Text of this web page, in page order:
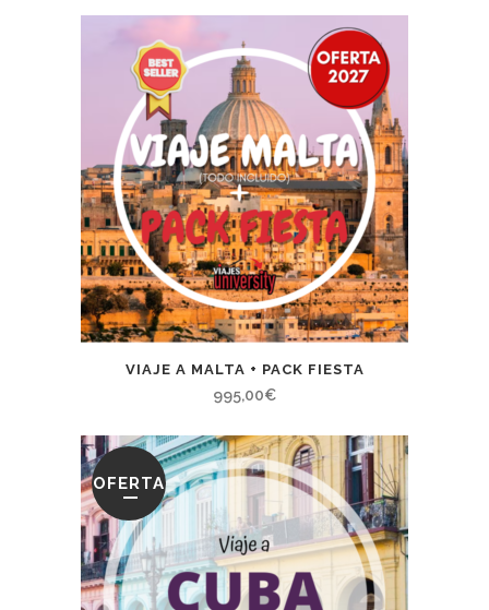
era:
1.200,00€.
actual
es:
950,00€.
VIAJE A MALTA + PACK FIESTA
995,00€
OFERTA